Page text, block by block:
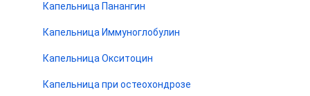
Капельница Панангин
Капельница Иммуноглобулин
Капельница Окситоцин
Капельница при остеохондрозе